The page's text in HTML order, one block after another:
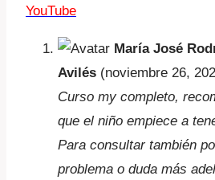
YouTube
María José
Avilés (noviembre 26,
Curso my completo,
que el niño empiece a
Para consultar también
problema o duda más